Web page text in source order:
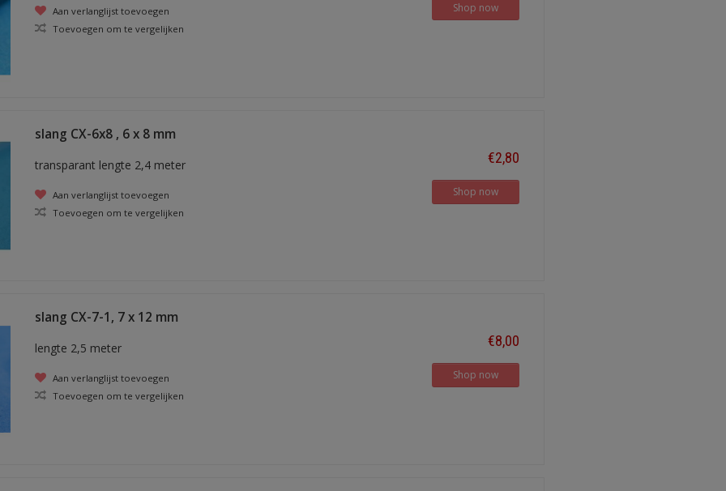
Aan verlanglijst toevoegen
Toevoegen om te vergelijken
Shop now
slang CX-6x8 , 6 x 8 mm
transparant lengte 2,4 meter
Aan verlanglijst toevoegen
Toevoegen om te vergelijken
€2,80
Shop now
slang CX-7-1, 7 x 12 mm
lengte 2,5 meter
Aan verlanglijst toevoegen
Toevoegen om te vergelijken
€8,00
Shop now